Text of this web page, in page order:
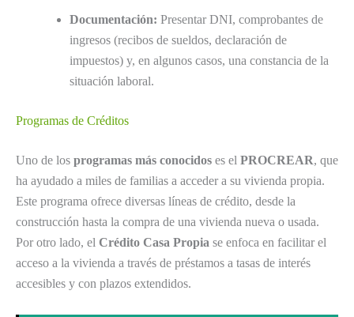
Documentación: Presentar DNI, comprobantes de
ingresos (recibos de sueldos, declaración de
impuestos) y, en algunos casos, una constancia de la
situación laboral.
Programas de Créditos
Uno de los programas más conocidos es el PROCREAR, que
ha ayudado a miles de familias a acceder a su vivienda propia.
Este programa ofrece diversas líneas de crédito, desde la
construcción hasta la compra de una vivienda nueva o usada.
Por otro lado, el Crédito Casa Propia se enfoca en facilitar el
acceso a la vivienda a través de préstamos a tasas de interés
accesibles y con plazos extendidos.